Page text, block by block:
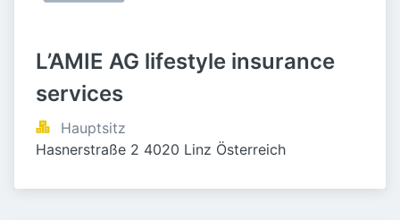
L’AMIE AG lifestyle insurance
services
Hauptsitz
Hasnerstraße 2 4020 Linz Österreich